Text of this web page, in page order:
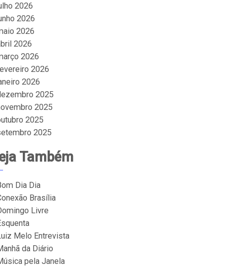
2026
2026
2026
2026
2026
2026
2026
2025
2025
2025
2025
Também
Dia Dia
Brasília
Livre
Melo Entrevista
da Diário
pela Janela